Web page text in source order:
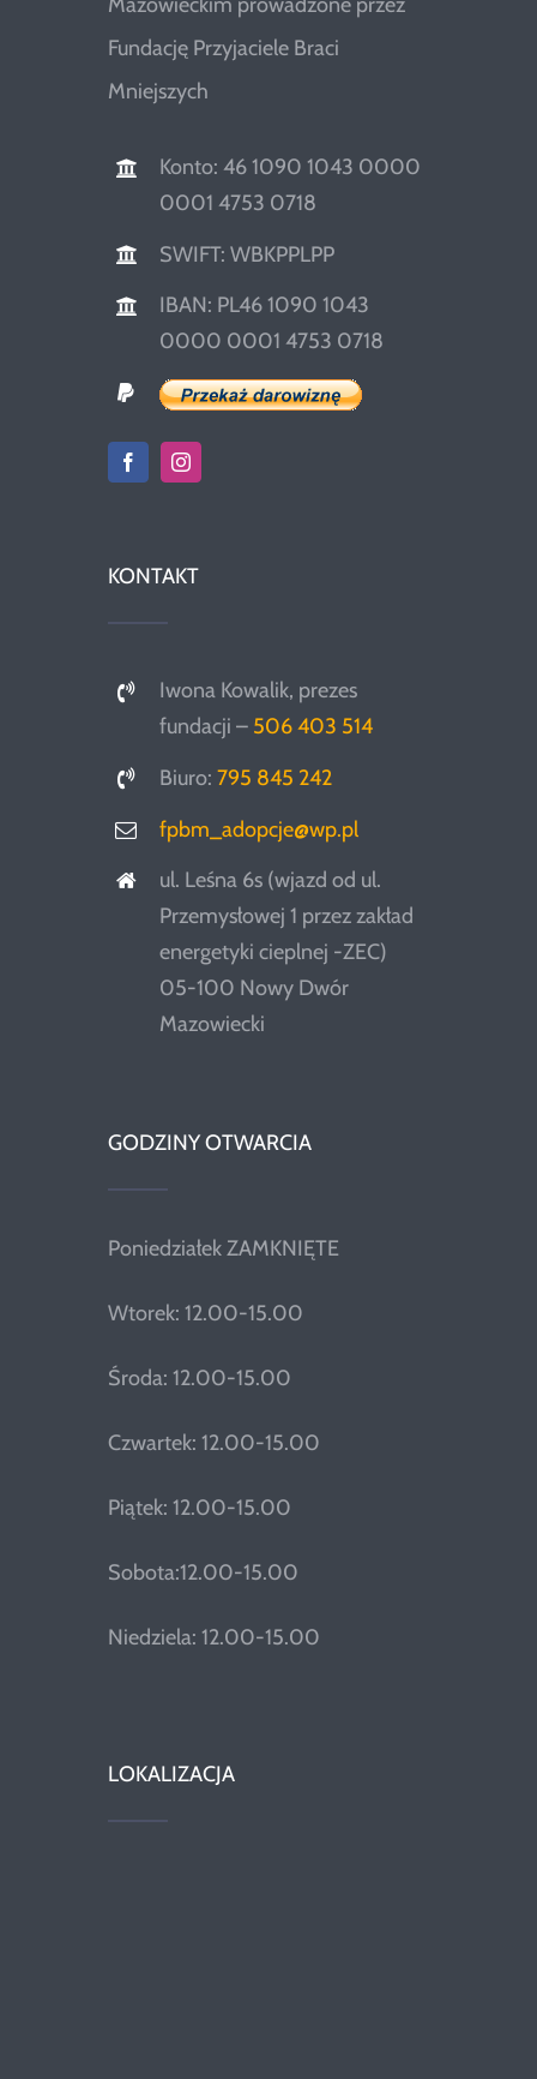
Fundację Przyjaciele Braci
Mniejszych
Konto: 46 1090 1043 0000
0001 4753 0718
SWIFT: WBKPPLPP
IBAN: PL46 1090 1043
0000 0001 4753 0718
KONTAKT
Iwona Kowalik, prezes
fundacji – 506 403 514
Biuro:795 845 242
fpbm_adopcje@wp.pl
ul. Leśna 6s (wjazd od ul.
Przemysłowej 1 przez zakład
energetyki cieplnej -ZEC)
05-100 Nowy Dwór
Mazowiecki
GODZINY OTWARCIA
Poniedziałek ZAMKNIĘTE
Wtorek: 12.00-15.00
Środa: 12.00-15.00
Czwartek: 12.00-15.00
Piątek: 12.00-15.00
Sobota:12.00-15.00
Niedziela: 12.00-15.00
LOKALIZACJA